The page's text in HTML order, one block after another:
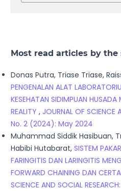
Most read articles by the
Donas Putra, Triase Triase,
PENGENALAN ALAT
KESEHATAN SIDIMPUAN
REALITY , JOURNAL OF SCIENCE
No. 2 (2024): May 2024
Muhammad Siddik Hasibuan,
Habibi Hutabarat, SISTEM
FARINGITIS DAN LARINGITIS
FORWARD CHAINING DAN
SCIENCE AND SOCIAL